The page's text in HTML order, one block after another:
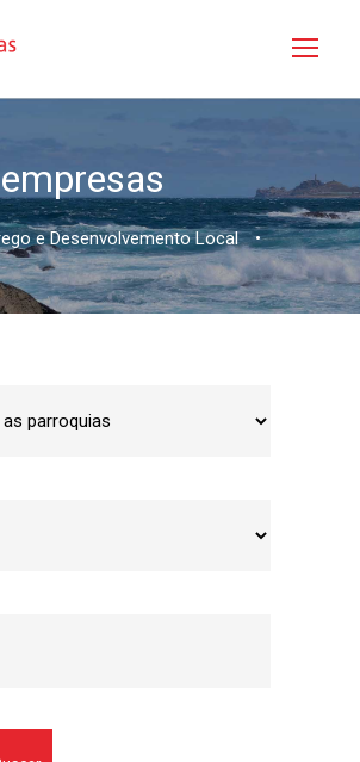
e Desenvolvemento Local •